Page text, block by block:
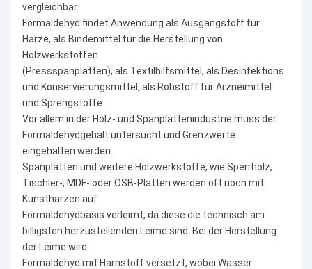
vergleichbar.
Formaldehyd findet Anwendung als Ausgangstoff für
Harze, als Bindemittel für die Herstellung von
Holzwerkstoffen
(Pressspanplatten), als Textilhilfsmittel, als Desinfektions
und Konservierungsmittel, als Rohstoff für Arzneimittel
und Sprengstoffe.
Vor allem in der Holz- und Spanplattenindustrie muss der
Formaldehydgehalt untersucht und Grenzwerte
eingehalten werden.
Spanplatten und weitere Holzwerkstoffe, wie Sperrholz,
Tischler-, MDF- oder OSB-Platten werden oft noch mit
Kunstharzen auf
Formaldehydbasis verleimt, da diese die technisch am
billigsten herzustellenden Leime sind. Bei der Herstellung
der Leime wird
Formaldehyd mit Harnstoff versetzt, wobei Wasser